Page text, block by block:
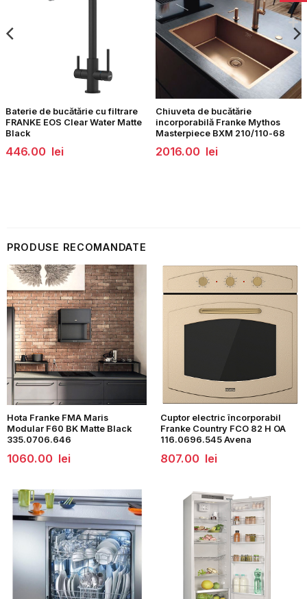
Baterie de bucătărie cu filtrare
FRANKE EOS Clear Water Matte
Black
446.00 lei
Chiuveta de bucătărie
incorporabilă Franke Mythos
Masterpiece BXM 210/110-68
2016.00 lei
PRODUSE RECOMANDATE
Hota Franke FMA Maris
Modular F60 BK Matte Black
335.0706.646
1060.00 lei
Cuptor electric încorporabil
Franke Country FCO 82 H OA
116.0696.545 Avena
807.00 lei